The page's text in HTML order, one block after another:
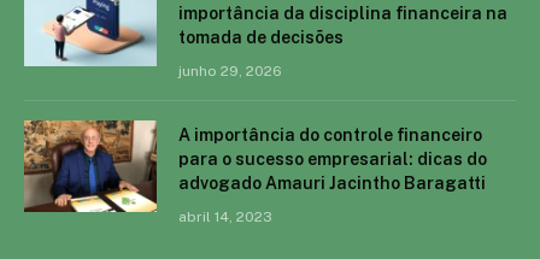
importância da disciplina financeira na
tomada de decisões
junho 29, 2026
A importância do controle financeiro
para o sucesso empresarial: dicas do
advogado Amauri Jacintho Baragatti
abril 14, 2023